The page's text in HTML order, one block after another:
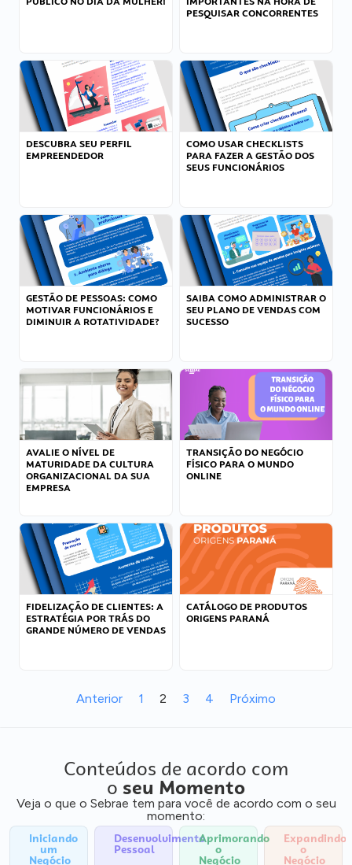
PESQUISAR CONCORRENTES
DESCUBRA SEU PERFIL
EMPREENDEDOR
COMO USAR CHECKLISTS
PARA FAZER A GESTÃO DOS
SEUS FUNCIONÁRIOS
GESTÃO DE PESSOAS: COMO
MOTIVAR FUNCIONÁRIOS E
DIMINUIR A ROTATIVIDADE?
SAIBA COMO ADMINISTRAR O
SEU PLANO DE VENDAS COM
SUCESSO
AVALIE O NÍVEL DE
MATURIDADE DA CULTURA
ORGANIZACIONAL DA SUA
EMPRESA
TRANSIÇÃO DO NEGÓCIO
FÍSICO PARA O MUNDO
ONLINE
FIDELIZAÇÃO DE CLIENTES: A
ESTRATÉGIA POR TRÁS DO
GRANDE NÚMERO DE VENDAS
CATÁLOGO DE PRODUTOS
ORIGENS PARANÁ
Anterior 1 2 3 4 Próximo
Conteúdos de acordo com
o seu Momento
Veja o que o Sebrae tem para você de acordo com o seu
momento:
Iniciando
um
Negócio
Desenvolvimento
Pessoal
Aprimorando
o
Negócio
Expandindo
o
Negócio